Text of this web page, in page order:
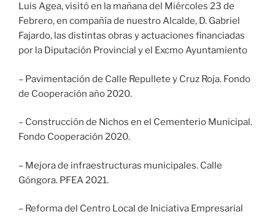
Luis Agea, visitó en la mañana del Miércoles 23 de
Febrero, en compañía de nuestro Alcalde, D. Gabriel
Fajardo, las distintas obras y actuaciones financiadas
por la Diputación Provincial y el Excmo Ayuntamiento
– Pavimentación de Calle Repullete y Cruz Roja. Fondo
de Cooperación año 2020.
– Construcción de Nichos en el Cementerio Municipal.
Fondo Cooperación 2020.
– Mejora de infraestructuras municipales. Calle
Góngora. PFEA 2021.
– Reforma del Centro Local de Iniciativa Empresarial